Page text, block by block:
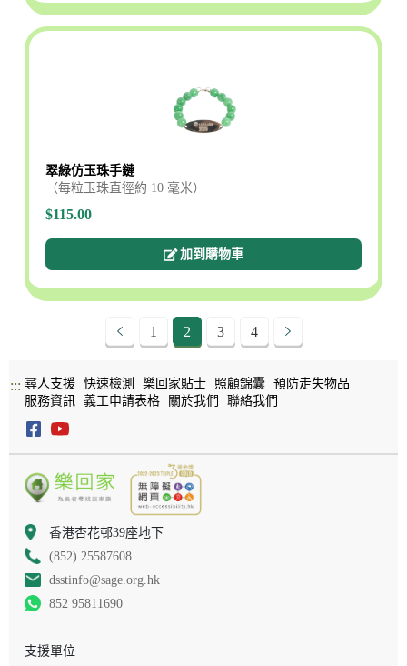
翠綠仿玉珠手鏈
（每粒玉珠直徑約 10 毫米）
$115.00
加到購物車
1 2 3 4
::: 尋人支援 快速檢測 樂回家貼士 照顧錦囊
預防走失物品
服務資訊
義工申請表格 關於我們 聯絡我們
香港杏花邨39座地下
(852) 25587608
dsstinfo@sage.org.hk
852 95811690
支援單位